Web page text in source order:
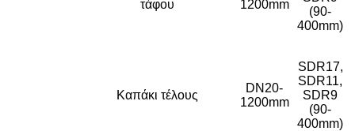
τάφου
1200mm
(90-
400mm)
Καπάκι τέλους
DN20-
1200mm
SDR17,
SDR11,
SDR9
(90-
400mm)